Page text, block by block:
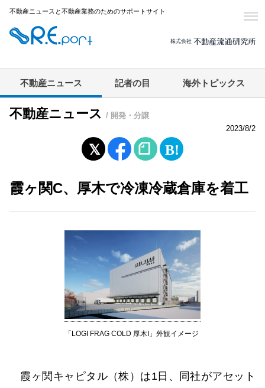
不動産ニュースと不動産業務のためのサポートサイト
不動産ニュース 記者の目 海外トピックス
不動産ニュース / 開発・分譲
2023/8/2
霞ヶ関C、厚木で冷凍冷蔵倉庫を着工
「LOGI FRAG COLD 厚木I」外観イメージ
霞ヶ関キャピタル（株）は1日、同社がアセット